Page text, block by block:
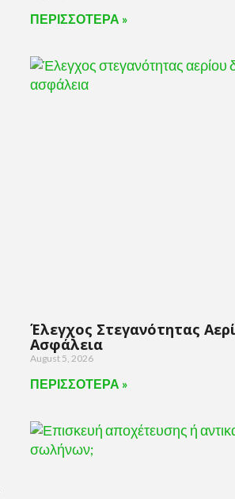
ΠΕΡΙΣΣΟΤΕΡΑ »
Έλεγχος Στεγανότητας
Ασφάλεια
August 5, 2026
ΠΕΡΙΣΣΟΤΕΡΑ »